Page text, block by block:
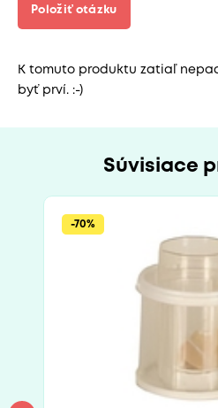
Položiť otázku
K tomuto produktu zatiaľ
byť prví. :-)
Súvisiace
-70%